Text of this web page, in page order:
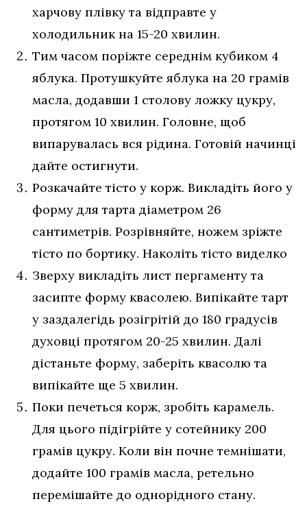
харчову плівку та відправте у
холодильник на 15-20 хвилин.
Тим часом поріжте середнім кубиком 4
яблука. Протушкуйте яблука на 20 грамів
масла, додавши 1 столову ложку цукру,
протягом 10 хвилин. Головне, щоб
випарувалась вся рідина. Готовій начинці
дайте остигнути.
Розкачайте тісто у корж. Викладіть його у
форму для тарта діаметром 26
сантиметрів. Розрівняйте, ножем зріжте
тісто по бортику. Наколіть тісто виделко
Зверху викладіть лист пергаменту та
засипте форму квасолею. Випікайте тарт
у заздалегідь розігрітій до 180 градусів
духовці протягом 20-25 хвилин. Далі
дістаньте форму, заберіть квасолю та
випікайте ще 5 хвилин.
Поки печеться корж, зробіть карамель.
Для цього підігрійте у сотейнику 200
грамів цукру. Коли він почне темнішати,
додайте 100 грамів масла, ретельно
перемішайте до однорідного стану.